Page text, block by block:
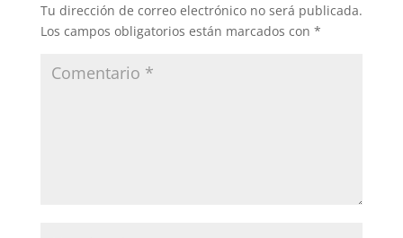
Tu dirección de correo electrónico no será publicada.
Los campos obligatorios están marcados con *